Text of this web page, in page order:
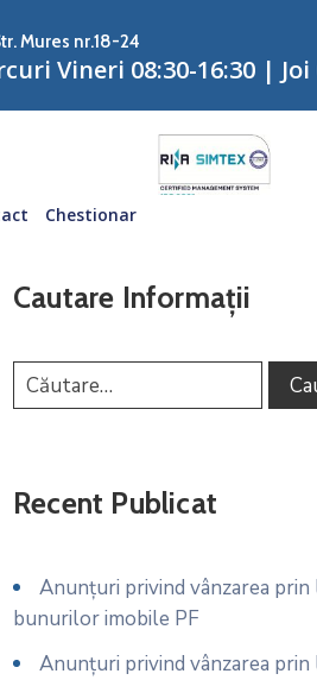
Mures nr.18-24
Vineri 08:30-16:30 | Joi
Chestionar
Cautare Informații
Recent Publicat
Anunțuri privind vânzarea prin
bunurilor imobile PF
Anunțuri privind vânzarea prin